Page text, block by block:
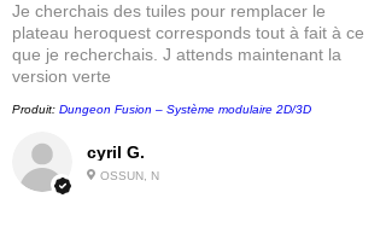
cyril G.
OSSUN, N
Je cherchais des tuiles pour remplacer le
plateau heroquest corresponds tout à fait à ce
que je recherchais. J attends maintenant la
version verte
Produit: Dungeon Fusion – Système modulaire 2D/3D